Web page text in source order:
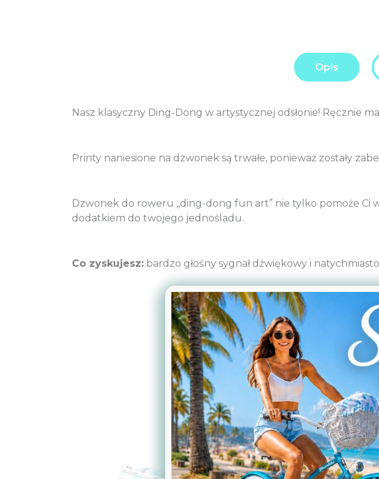
Opis
Nasz klasyczny Ding-Dong w artystycznej odsłonie! Ręcznie
Printy naniesione na dzwonek są trwałe, ponieważ zostały
Dzwonek do roweru „ding-dong fun art” nie tylko pomoże Ci
dodatkiem do twojego jednośladu.
Co zyskujesz: bardzo głośny sygnał dźwiękowy i